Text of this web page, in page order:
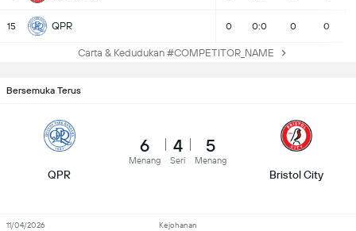
15 QPR 0 0:0 0 0
Carta & Kedudukan #COMPETITOR_NAME
Bersemuka Terus
QPR
6
Menang
4
Seri
5
Menang
Bristol City
Kejohanan
11/04/2026